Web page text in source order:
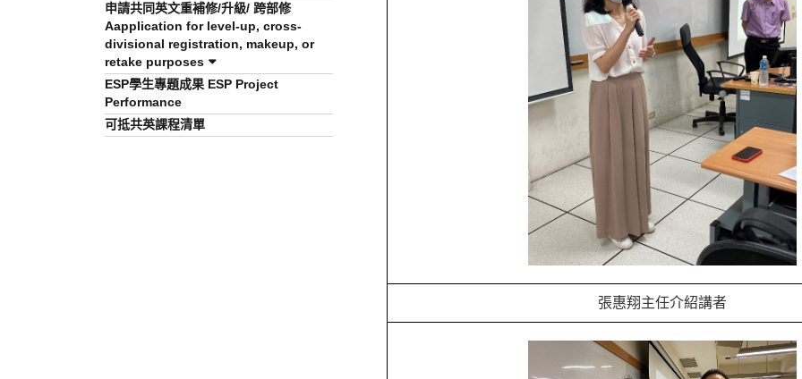
申請共同英文重補修/升級/ 跨部修
Aapplication for level-up, cross-
divisional registration, makeup, or
retake purposes
ESP學生專題成果 ESP Project
Performance
可抵共英課程清單
張惠翔主任介紹講者